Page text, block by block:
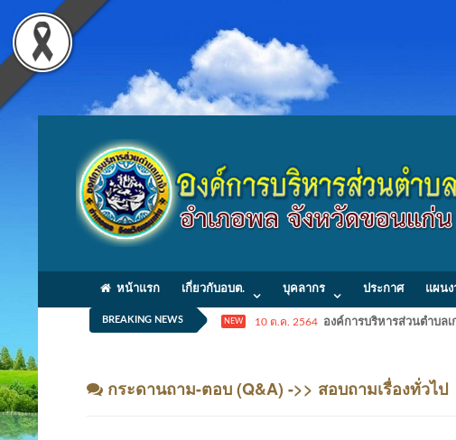
หน้าแรก เกี่ยวกับอบต. บุคลากร ประกาศ แผน
BREAKING NEWS NEW 10 ต.ค. 2564 องค์การบริหารส่วนตำบล
กระดานถาม-ตอบ (Q&A) ->> สอบถามเรื่องทั่วไป